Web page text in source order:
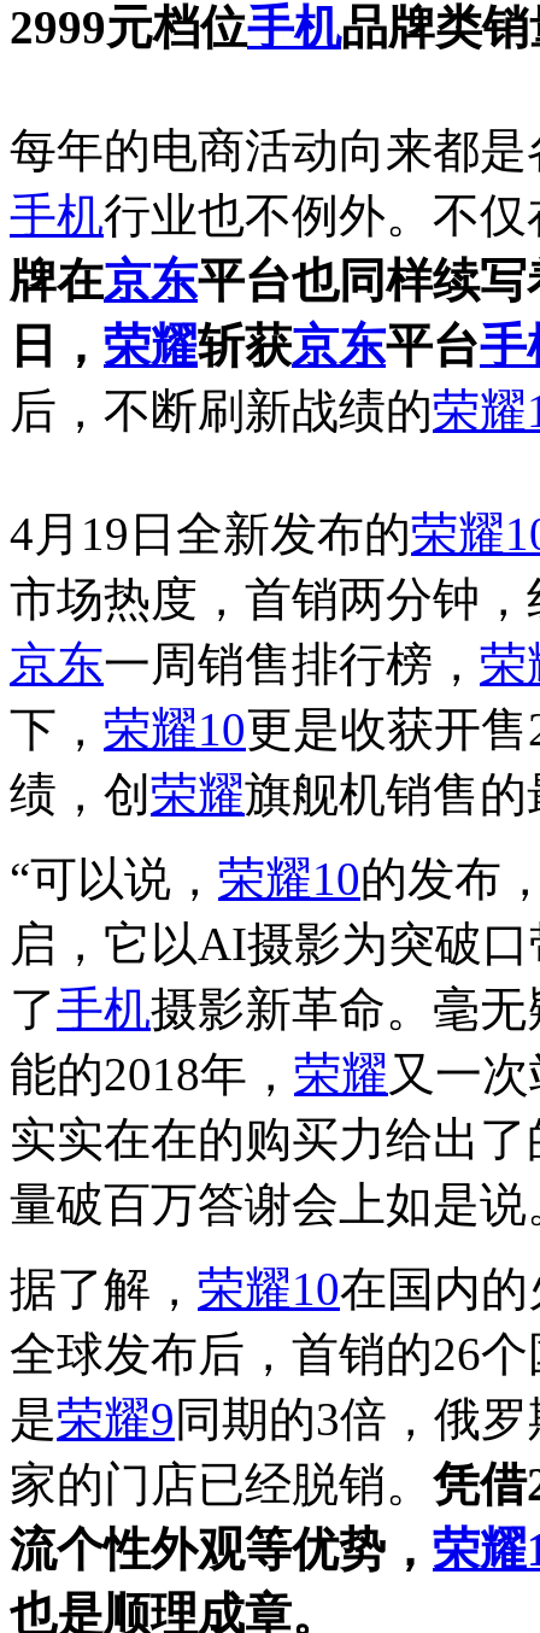
2999元档位手机品牌类
每年的电商活动向来都
手机行业也不例外。不仅
牌在京东平台也同样续
日， 荣耀斩获京东平台手
后，不断刷新战绩的荣耀
4月19日全新发布的荣耀
市场热度，首销两分钟
京东一周销售排行榜， 荣
下， 荣耀10更是收获开
绩，创荣耀旗舰机销售
“可以说， 荣耀10的发布
启，它以AI摄影为突破
了手机摄影新革命。毫
能的2018年， 荣耀又一
实实在在的购买力给出
量破百万答谢会上如是说
据了解， 荣耀10在国内
全球发布后，首销的26
是荣耀9同期的3倍，俄
家的门店已经脱销。 凭借
流个性外观等优势， 荣耀
也是顺理成章。